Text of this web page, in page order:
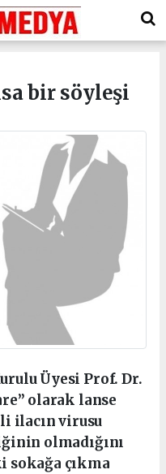
bir söyleşi
Üyesi Prof. Dr.
olarak lanse
ilacın virusu
olmadığını
sokağa çıkma